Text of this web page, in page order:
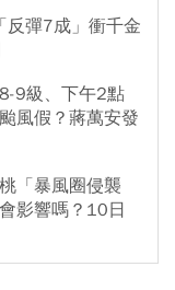
彈7成」衝千金
9級、下午2點
風假？蔣萬安發
「暴風圈侵襲
影響嗎？10日